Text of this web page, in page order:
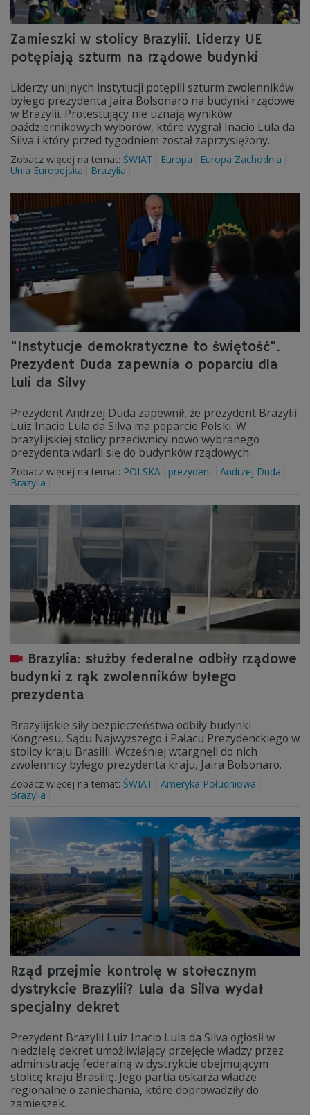
Zamieszki w stolicy Brazylii. Liderzy UE
potępiają szturm na rządowe budynki
Liderzy unijnych instytucji potępili szturm zwolenników
byłego prezydenta Jaira Bolsonaro na budynki rządowe
w Brazylii. Protestujący nie uznają wyników
październikowych wyborów, które wygrał Inacio Lula da
Silva i który przed tygodniem został zaprzysiężony.
Zobacz więcej na temat: ŚWIAT Europa
Europa Zachodnia
Unia Europejska
Brazylia
"Instytucje demokratyczne to świętość".
Prezydent Duda zapewnia o poparciu dla
Luli da Silvy
Prezydent Andrzej Duda zapewnił, że prezydent Brazylii
Luiz Inacio Lula da Silva ma poparcie Polski. W
brazylijskiej stolicy przeciwnicy nowo wybranego
prezydenta wdarli się do budynków rządowych.
Zobacz więcej na temat: POLSKA prezydent Andrzej Duda
Brazylia
Brazylia: służby federalne odbiły rządowe
budynki z rąk zwolenników byłego
prezydenta
Brazylijskie siły bezpieczeństwa odbiły budynki
Kongresu, Sądu Najwyższego i Pałacu Prezydenckiego w
stolicy kraju Brasilii. Wcześniej wtargnęli do nich
zwolennicy byłego prezydenta kraju, Jaira Bolsonaro.
Zobacz więcej na temat: ŚWIAT
Ameryka Południowa
Brazylia
Rząd przejmie kontrolę w stołecznym
dystrykcie Brazylii? Lula da Silva wydał
specjalny dekret
Prezydent Brazylii Luiz Inacio Lula da Silva ogłosił w
niedzielę dekret umożliwiający przejęcie władzy przez
administrację federalną w dystrykcie obejmującym
stolicę kraju Brasilię. Jego partia oskarża władze
regionalne o zaniechania, które doprowadziły do
zamieszek.